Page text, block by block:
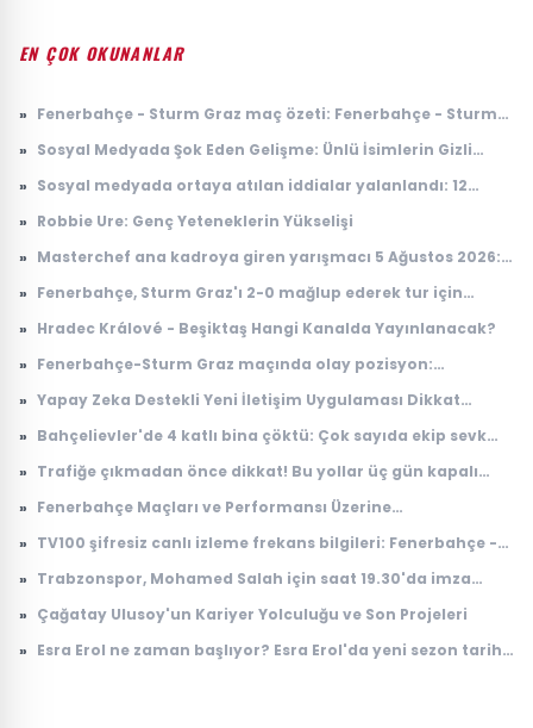
EN ÇOK OKUNANLAR
» Fenerbahçe - Sturm Graz maç özeti: Fenerbahçe - Sturm
» Sosyal Medyada Şok Eden Gelişme: Ünlü İsimlerin Gizli
» Sosyal medyada ortaya atılan iddialar yalanlandı: 12
» Robbie Ure: Genç Yeteneklerin Yükselişi
» Masterchef ana kadroya giren yarışmacı 5 Ağustos 2026:
» Fenerbahçe, Sturm Graz'ı 2-0 mağlup ederek tur için
» Hradec Králové - Beşiktaş Hangi Kanalda Yayınlanacak?
» Fenerbahçe-Sturm Graz maçında olay pozisyon:
» Yapay Zeka Destekli Yeni İletişim Uygulaması Dikkat
» Bahçelievler'de 4 katlı bina çöktü: Çok sayıda ekip sevk
» Trafiğe çıkmadan önce dikkat! Bu yollar üç gün kapalı
» Fenerbahçe Maçları ve Performansı Üzerine
» TV100 şifresiz canlı izleme frekans bilgileri: Fenerbahçe -
» Trabzonspor, Mohamed Salah için saat 19.30'da imza
» Çağatay Ulusoy'un Kariyer Yolculuğu ve Son Projeleri
» Esra Erol ne zaman başlıyor? Esra Erol'da yeni sezon tarihi